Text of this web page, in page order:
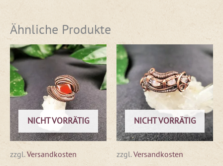
Ähnliche Produkte
NICHT VORRÄTIG
zzgl.Versandkosten
NICHT VORRÄTIG
zzgl.Versandkosten